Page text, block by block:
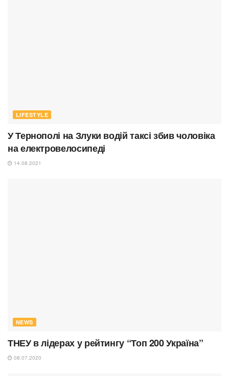
LIFESTYLE
У Тернополі на Злуки водій таксі збив чоловіка
на електровелосипеді
14.08.2021
NEWS
ТНЕУ в лідерах у рейтингу “Топ 200 Україна”
08.07.2020